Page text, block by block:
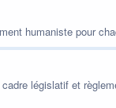
humaniste pour
législatif et